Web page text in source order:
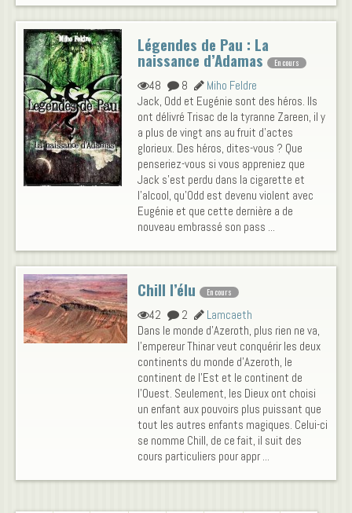
Légendes de Pau : La
naissance d’Adamas En cours
48 8
Miho Feldre
Jack, Odd et Eugénie sont des héros. Ils
ont délivré Trisac de la tyranne Zareen, il y
a plus de vingt ans au fruit d'actes
glorieux. Des héros, dites-vous ? Que
penseriez-vous si vous appreniez que
Jack s'est perdu dans la cigarette et
l'alcool, qu'Odd est devenu violent avec
Eugénie et que cette dernière a de
nouveau embrassé son pass ...
Chill l’élu En cours
42 2
Lamcaeth
Dans le monde d'Azeroth, plus rien ne va,
l'empereur Thinar veut conquérir les deux
continents du monde d'Azeroth, le
continent de l'Est et le continent de
l'Ouest. Seulement, les Dieux ont choisi
un enfant aux pouvoirs plus puissant que
tout les autres enfants magiques. Celui-ci
se nomme Chill, de ce fait, il suit des
cours particuliers pour appr ...